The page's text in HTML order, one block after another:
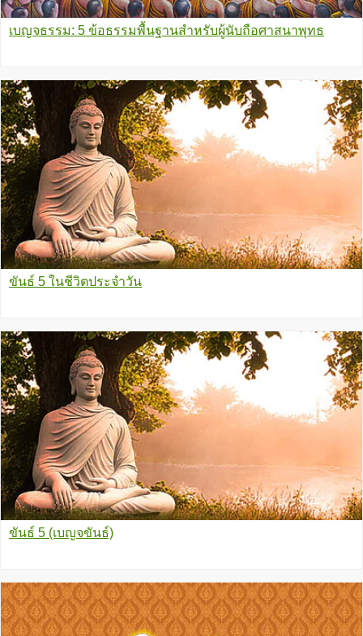
เบญจธรรม: 5 ข้อธรรมพื้นฐานสำหรับผู้นับถือศาสนาพุทธ
ขันธ์ 5 ในชีวิตประจำวัน
ขันธ์ 5 (เบญจขันธ์)